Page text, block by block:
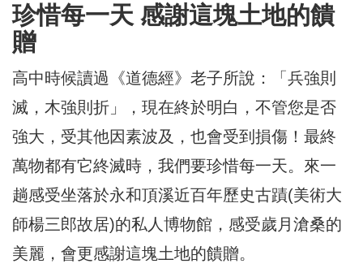
珍惜每一天 感謝這塊土地的饋
贈
高中時候讀過《道德經》老子所說：「兵強則
滅，木強則折」，現在終於明白，不管您是否
強大，受其他因素波及，也會受到損傷！最終
萬物都有它終滅時，我們要珍惜每一天。來一
趟感受坐落於永和頂溪近百年歷史古蹟(美術大
師楊三郎故居)的私人博物館，感受歲月滄桑的
美麗，會更感謝這塊土地的饋贈。